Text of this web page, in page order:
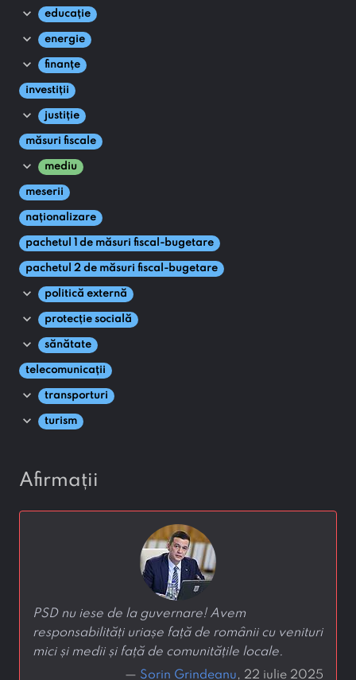
expand_more educație
expand_more energie
expand_more finanțe
investiții
expand_more justiție
măsuri fiscale
expand_more mediu
meserii
naționalizare
pachetul 1 de măsuri fiscal-bugetare
pachetul 2 de măsuri fiscal-bugetare
expand_more politică externă
expand_more protecție socială
expand_more sănătate
telecomunicații
expand_more transporturi
expand_more turism
afirmații
PSD nu iese de la guvernare! Avem
responsabilități uriașe față de românii cu venituri
mici și medii și față de comunitățile locale.
— Sorin Grindeanu, 22 iulie 2025